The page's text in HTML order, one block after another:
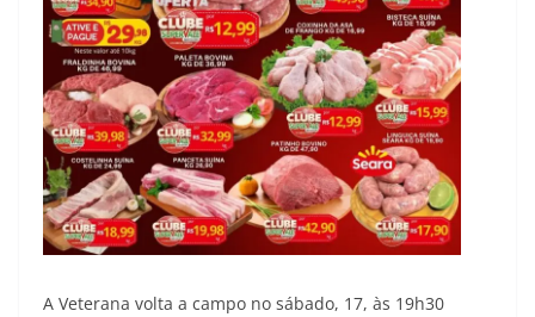
A Veterana volta a campo no sábado, 17, às 19h30